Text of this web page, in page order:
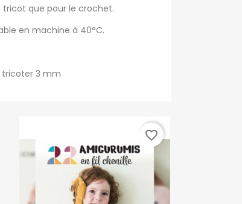
tricot que pour le crochet.
en machine à 40°C.
3 mm
favorite_border